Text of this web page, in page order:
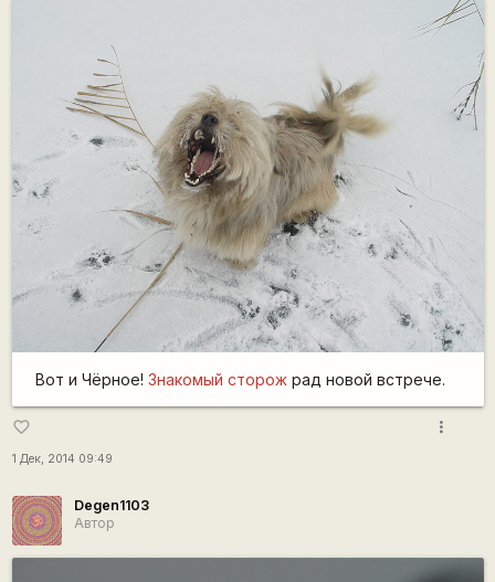
Вот и Чёрное! Знакомый сторожрад новой встрече.
favorite_border
1 Дек, 2014 09:49
more_vert
Degen1103
Автор